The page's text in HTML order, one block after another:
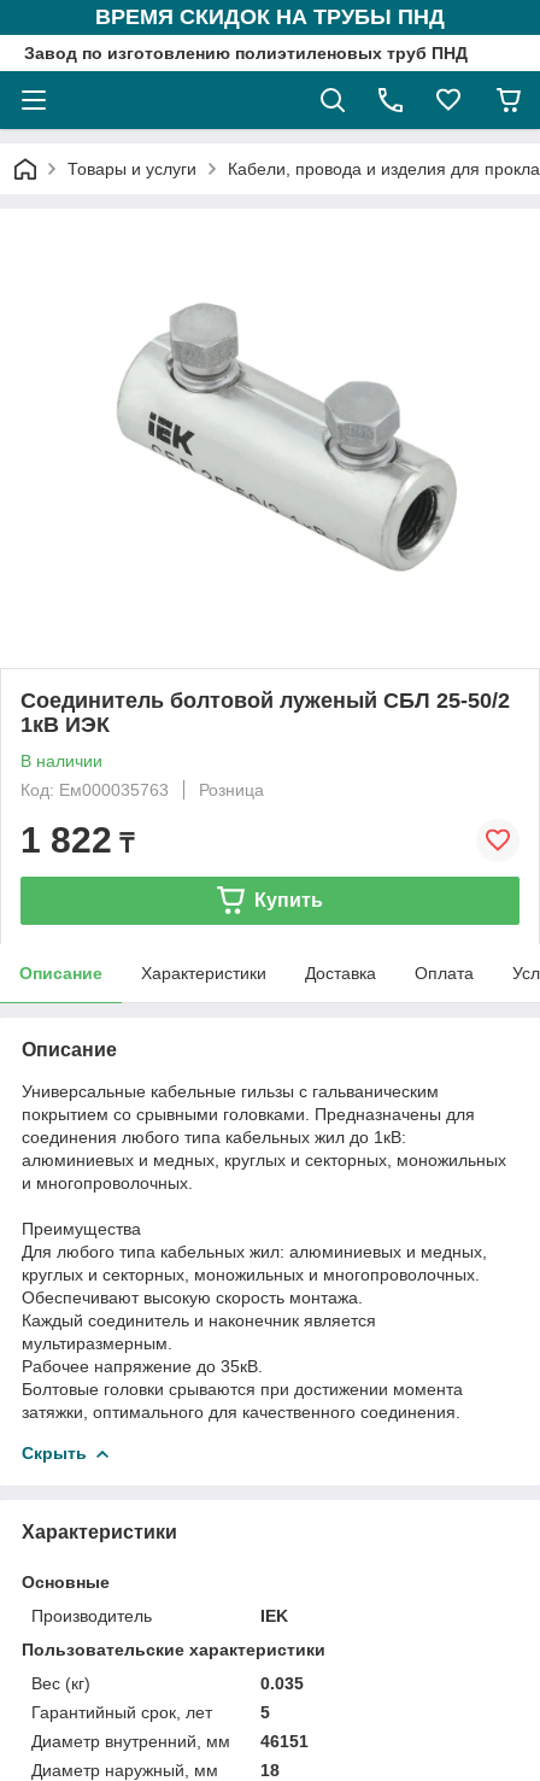
ВРЕМЯ СКИДОК НА ТРУБЫ ПНД
Завод по изготовлению полиэтиленовых труб ПНД
Товары и услуги Кабели, провода и изделия для
Соединитель болтовой луженый СБЛ 25-50/2
1кВ ИЭК
В наличии
Код: Ем000035763
Розница
1 822 ₸
Купить
Описание Характеристики Доставка Оплата
Описание
Универсальные кабельные гильзы с гальваническим
покрытием со срывными головками. Предназначены для
соединения любого типа кабельных жил до 1кВ:
алюминиевых и медных, круглых и секторных, моножильных
и многопроволочных.
Преимущества
Для любого типа кабельных жил: алюминиевых и медных,
круглых и секторных, моножильных и многопроволочных.
Обеспечивают высокую скорость монтажа.
Каждый соединитель и наконечник является
мультиразмерным.
Рабочее напряжение до 35кВ.
Болтовые головки срываются при достижении момента
затяжки, оптимального для качественного соединения.
Скрыть
Характеристики
Основные
Производитель
IEK
Пользовательские характеристики
Вес (кг)
0.035
Гарантийный срок, лет
5
Диаметр внутренний, мм
46151
Диаметр наружный, мм
18